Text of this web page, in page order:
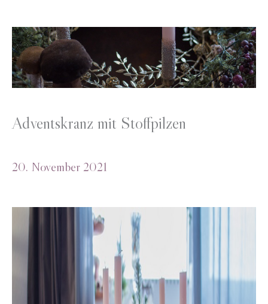
Adventskranz mit Stoffpilzen
20. November 2021